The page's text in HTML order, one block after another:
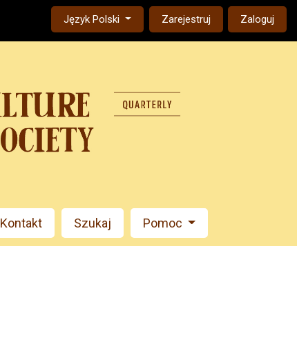
Change the language. The current language is:
Język Polski Zarejestruj Zaloguj
Kontakt Szukaj Pomoc